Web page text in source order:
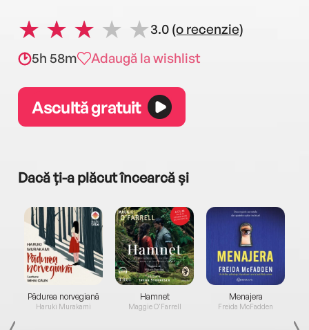
3.0 (o recenzie)
5h 58m
Adaugă la wishlist
Ascultă gratuit
Dacă ți-a plăcut încearcă și
Pădurea norvegiană
Haruki Murakami
Hamnet
Maggie O'Farrell
Menajera
Freida McFadden